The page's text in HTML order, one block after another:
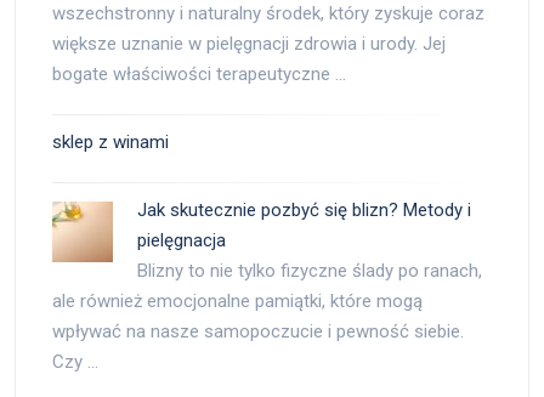
wszechstronny i naturalny środek, który zyskuje coraz
większe uznanie w pielęgnacji zdrowia i urody. Jej
bogate właściwości terapeutyczne …
sklep z winami
Jak skutecznie pozbyć się blizn? Metody i
pielęgnacja
Blizny to nie tylko fizyczne ślady po ranach,
ale również emocjonalne pamiątki, które mogą
wpływać na nasze samopoczucie i pewność siebie.
Czy …